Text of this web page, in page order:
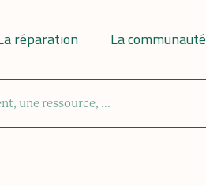
réparation La communauté